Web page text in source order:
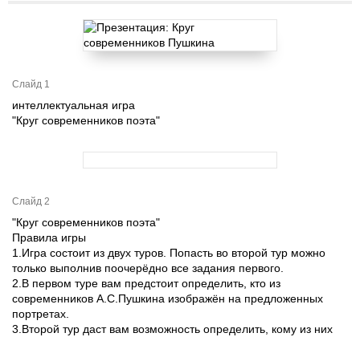
Слайд 1
интеллектуальная игра
"Круг современников поэта"
Слайд 2
"Круг современников поэта"
Правила игры
1.Игра состоит из двух туров. Попасть во второй тур можно
только выполнив поочерёдно все задания первого.
2.В первом туре вам предстоит определить, кто из
современников А.С.Пушкина изображён на предложенных
портретах.
3.Второй тур даст вам возможность определить, кому из них